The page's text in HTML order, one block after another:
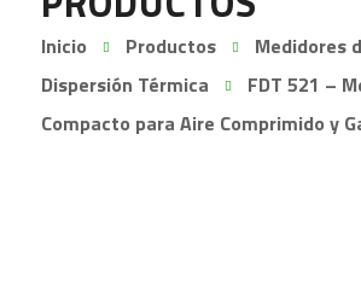
Inicio Productos
Medidores
Dispersión Térmica
FDT 521 –
Compacto para Aire Comprimido y